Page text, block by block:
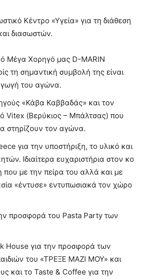
Κέντρο «Υγεία» για τη διάθεση
διασωστών.
Μέγα Χορηγό μας D-MARIN
τη σημαντική συμβολή της είναι
του αγώνα.
«Κάβα Καββαδάς» και τον
Vitex (Βερύκιος – Μπάλτσας) που
στηρίζουν τον αγώνα.
για την υποστήριξη, το υλικό και
Ιδιαίτερα ευχαριστήρια στον κο
που με την πείρα του αλλά και με
«έντυσε» εντυπωσιακά τον χώρο
προσφορά του Pasta Party των
House για την προσφορά των
του «ΤΡΕΞΕ ΜΑΖΙ ΜΟΥ» και
και το Taste & Coffee για την